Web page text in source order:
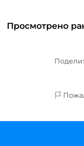
Просмотрено